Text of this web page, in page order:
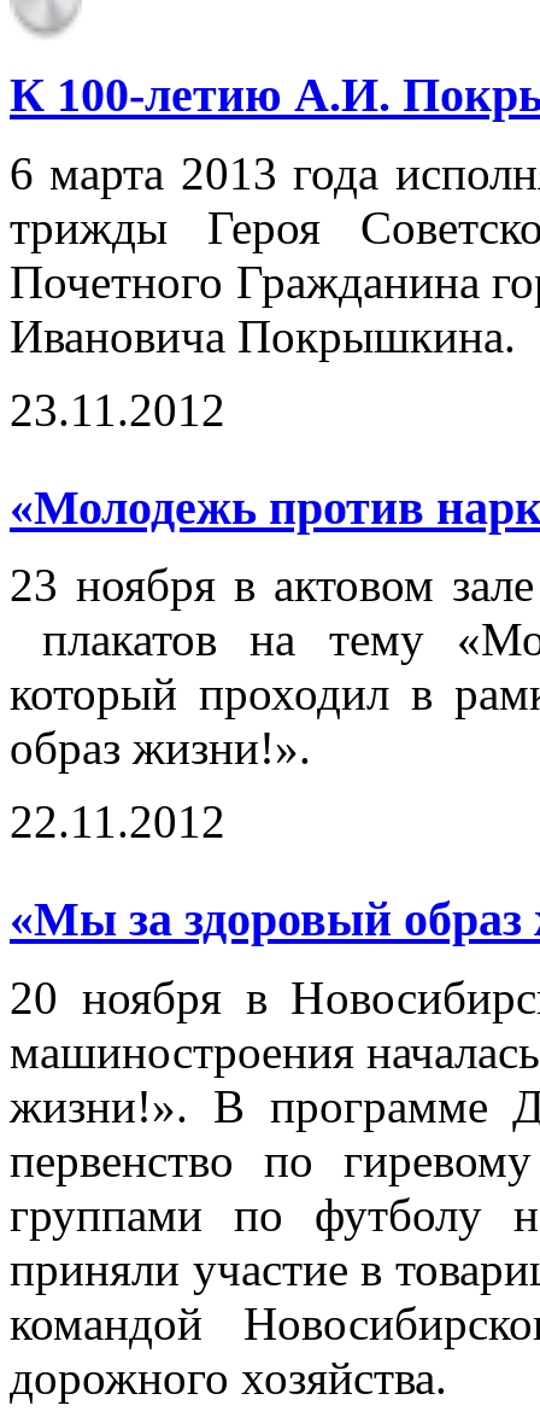
К 100-летию А.И.
6 марта 2013 года
трижды Героя
Почетного Гражданина
Ивановича Покрышкина.
23.11.2012
«Молодежь против
23 ноября в актовом
плакатов на тему
который проходил в
образ жизни!».
22.11.2012
«Мы за здоровый
20 ноября в
машиностроения
жизни!». В программе
первенство по
группами по футболу
приняли участие в
командой
дорожного хозяйства.